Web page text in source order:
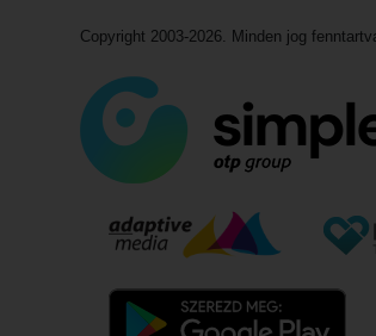
Copyright 2003-2026. Minden jog